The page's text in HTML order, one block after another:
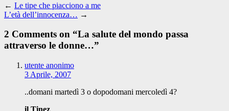
← Le tipe che piacciono a me
L’età dell’innocenza… →
2 Comments on “La salute del mondo passa
attraverso le donne…”
utente anonimo
3 Aprile, 2007
..domani martedì 3 o dopodomani mercoledì 4?
il Tinez